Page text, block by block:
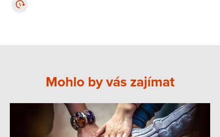
Mohlo by vás zajímat